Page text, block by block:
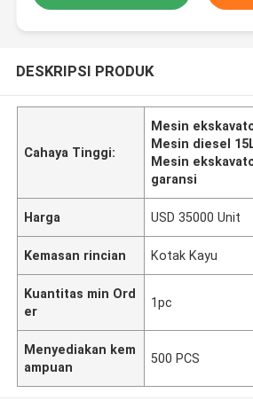
DESKRIPSI PRODUK
Cahaya Tinggi:
Mesin
Mesin diesel
Mesin
garansi
Harga USD 35000 Unit
Kemasan rincian Kotak Kayu
Kuantitas min Ord
er
1pc
Menyediakan kem
ampuan
500 PCS